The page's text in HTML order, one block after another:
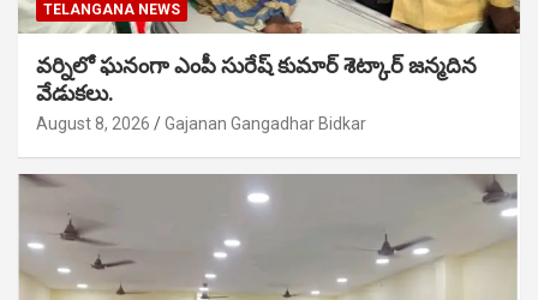
TELANGANA NEWS
వర్నిలో ఘనంగా ఎంపీ సురేష్ కుమార్ శెట్కార్ జన్మదిన
వేడుకలు.
August 8, 2026 Gajanan Gangadhar Bidkar